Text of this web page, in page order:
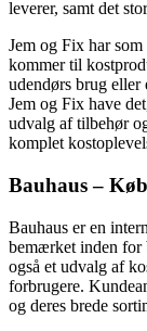
leverer, samt det
Jem og Fix har
kommer til
udendørs brug
Jem og Fix have
udvalg af tilbehør
komplet
Bauhaus –
Bauhaus er en
bemærket inden for
også et udvalg af
forbrugere.
og deres brede